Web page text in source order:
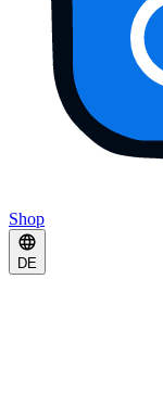
Shop
DE